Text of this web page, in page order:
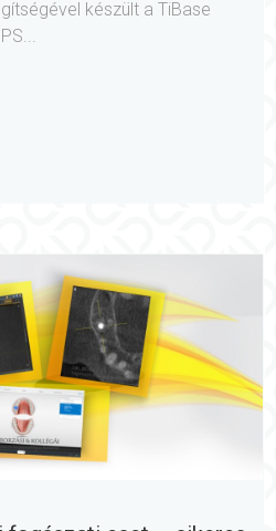
készült a TiBase